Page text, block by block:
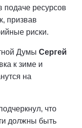
подаче ресурсов
призвав
риски.
Думы Сергей
к зиме и
на
что
должны быть